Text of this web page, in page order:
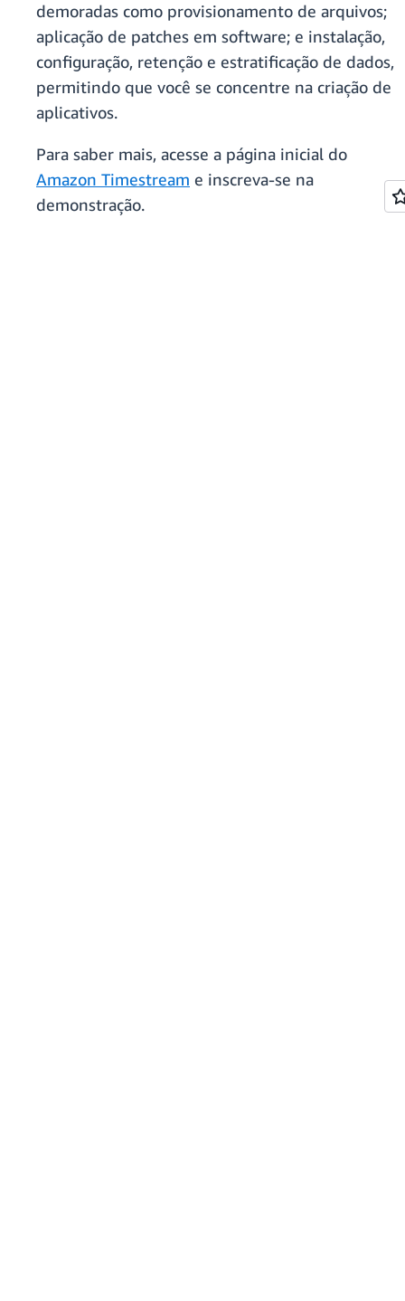
demoradas como provisionamento de arquivos;
aplicação de patches em software; e instalação,
configuração, retenção e estratificação de dados,
permitindo que você se concentre na criação de
aplicativos.
Para saber mais, acesse a página inicial do
Amazon Timestream e inscreva-se na
demonstração.